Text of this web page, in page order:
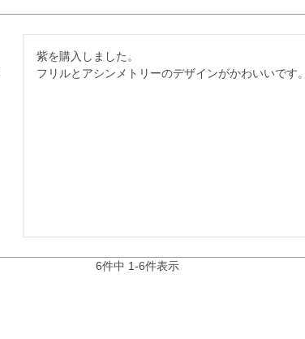
紫を購入しました。
フリルとアシンメトリーのデザインがかわいいです。
6件中 1-6件表示